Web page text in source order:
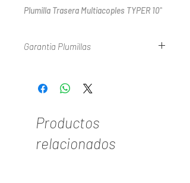
Plumilla Trasera Multiacoples TYPER 10"
Garantia Plumillas
WWW.TYPER.COM.CO
Productos
relacionados